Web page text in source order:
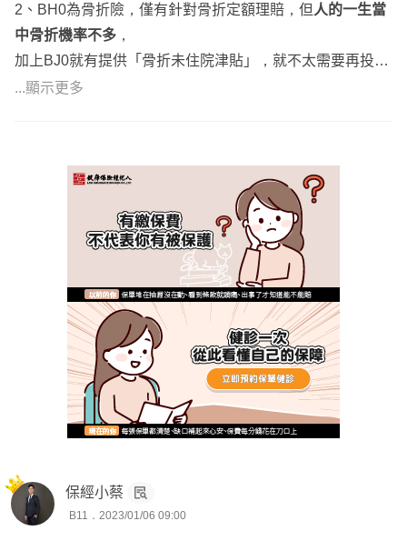
2、BH0為骨折險，僅有針對骨折定額理賠，但 人的一生當
中骨折機率不多 ，
加上BJ0就有提供「骨折未住院津貼」，就不太需要再投保
骨折險囉。
也比較快一些，
因為已有預計規劃全球的保障，建議將重大傷病放全球的X
DE，整體的CP值較高。
1、XCC的理賠方式是「需要每一年都有癌症狀況，且有持
續有治療時才會繼續理賠」
但這幾年癌症都大約一至兩年治療完成，而且治療方式趨向
高額自費的藥物，
如果是擔心癌症僅有YCD 100萬不足，建議可以再透過遠
雄附加CJ2及XCD。
1、NPC此張商品需要留意僅有理賠意外失能，建議參考安
聯的失能商品，
...顯示更多
保經小蔡
B11．2023/01/06 09:00